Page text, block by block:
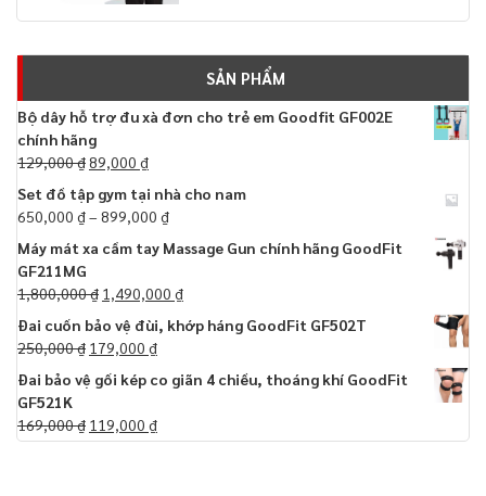
SẢN PHẨM
Bộ dây hỗ trợ đu xà đơn cho trẻ em Goodfit GF002E
chính hãng
129,000₫89,000 ₫
Set đồ tập gym tại nhà cho nam
650,000 ₫– 899,000 ₫
Máy mát xa cầm tay Massage Gun chính hãng GoodFit
GF211MG
1,800,000₫ 1,490,000 ₫
Đai cuốn bảo vệ đùi, khớp háng GoodFit GF502T
250,000₫ 179,000 ₫
Đai bảo vệ gối kép co giãn 4 chiều, thoáng khí GoodFit
GF521K
169,000₫ 119,000 ₫